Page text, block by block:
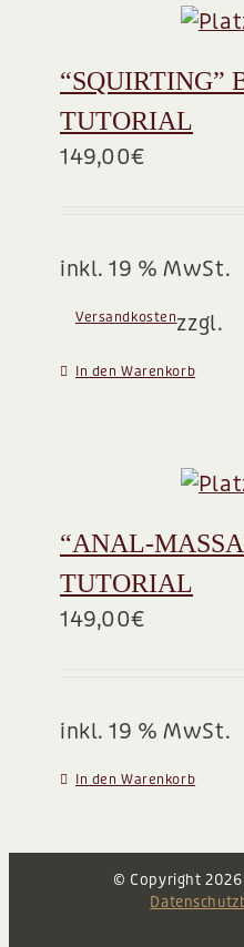
“SQUIRTING”
TUTORIAL
149,00€
inkl. 19 % MwSt.
zzgl.
Versandkosten
In den Warenkorb
“ANAL-
TUTORIAL
149,00€
inkl. 19 % MwSt.
In den Warenkorb
© Copyright2026